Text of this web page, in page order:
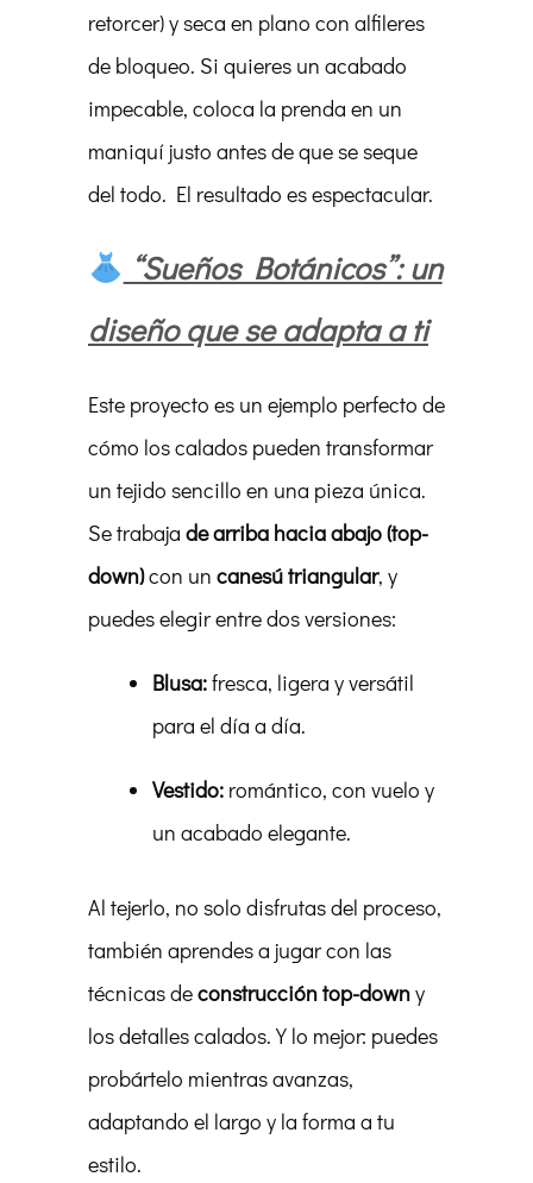
retorcer) y seca en plano con alfileres
de bloqueo. Si quieres un acabado
impecable, coloca la prenda en un
maniquí justo antes de que se seque
del todo. El resultado es espectacular.
“Sueños Botánicos”: un
diseño que se adapta a ti
Este proyecto es un ejemplo perfecto de
cómo los calados pueden transformar
un tejido sencillo en una pieza única.
Se trabaja de arriba hacia abajo (top-
down)con un canesú triangular, y
puedes elegir entre dos versiones:
Blusa:fresca, ligera y versátil
para el día a día.
Vestido: romántico, con vuelo y
un acabado elegante.
Al tejerlo, no solo disfrutas del proceso,
también aprendes a jugar con las
técnicas deconstrucción top-downy
los detalles calados. Y lo mejor: puedes
probártelo mientras avanzas,
adaptando el largo y la forma a tu
estilo.